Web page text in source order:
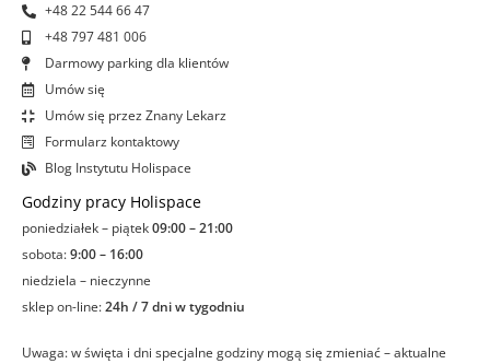
+48 22 544 66 47
+48 797 481 006
Darmowy parking dla klientów
Umów się
Umów się przez Znany Lekarz
Formularz kontaktowy
Blog Instytutu Holispace
Godziny pracy Holispace
poniedziałek – piątek09:00 – 21:00
sobota:9:00 – 16:00
niedziela – nieczynne
sklep on-line:24h / 7 dni w tygodniu
Uwaga: w święta i dni specjalne godziny mogą się zmieniać – aktualne